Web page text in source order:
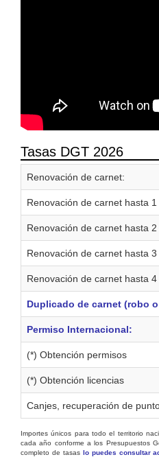
Tasas DGT 2026
Renovación de carnet:
Renovación de carnet hasta 1
Renovación de carnet hasta 2
Renovación de carnet hasta 3
Renovación de carnet hasta 4
Duplicado de carnet (robo
Permiso Internacional:
(*) Obtención permisos
(*) Obtención licencias
Canjes, recuperación de
Importes únicos para todo el territorio
cada año conforme a los Presupuestos
completo de tasas lo puedes consultar